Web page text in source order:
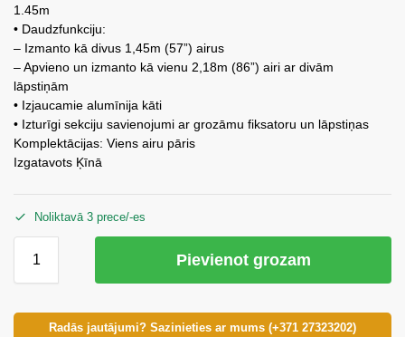
1.45m
• Daudzfunkciju:
– Izmanto kā divus 1,45m (57”) airus
– Apvieno un izmanto kā vienu 2,18m (86”) airi ar divām
lāpstiņām
• Izjaucamie alumīnija kāti
• Izturīgi sekciju savienojumi ar grozāmu fiksatoru un lāpstiņas
Komplektācijas: Viens airu pāris
Izgatavots Ķīnā
Noliktavā 3 prece/-es
Pievienot grozam
Radās jautājumi? Sazinieties ar mums (+371 27323202)